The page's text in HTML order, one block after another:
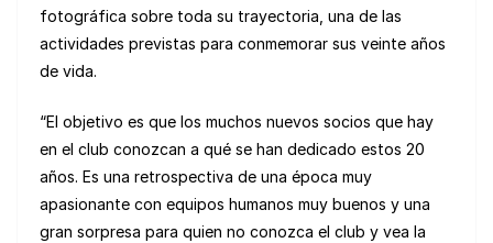
fotográfica sobre toda su trayectoria, una de las
actividades previstas para conmemorar sus veinte años
de vida.
“El objetivo es que los muchos nuevos socios que hay
en el club conozcan a qué se han dedicado estos 20
años. Es una retrospectiva de una época muy
apasionante con equipos humanos muy buenos y una
gran sorpresa para quien no conozca el club y vea la